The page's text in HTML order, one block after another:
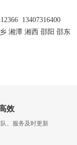
13407316400
湘潭 湘西 邵阳 邵东
效
、服务及时更新